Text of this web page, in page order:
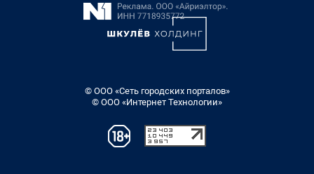
© ООО «Сеть городских порталов»
© ООО «Интернет Технологии»